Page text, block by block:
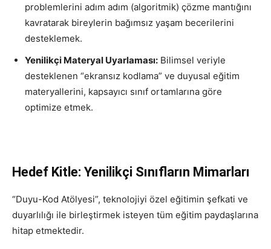
problemlerini adım adım (algoritmik) çözme mantığını
kavratarak bireylerin bağımsız yaşam becerilerini
desteklemek.
Yenilikçi Materyal Uyarlaması: Bilimsel veriyle
desteklenen “ekransız kodlama” ve duyusal eğitim
materyallerini, kapsayıcı sınıf ortamlarına göre
optimize etmek.
Hedef Kitle: Yenilikçi Sınıfların Mimarları
“Duyu-Kod Atölyesi”, teknolojiyi özel eğitimin şefkati ve
duyarlılığı ile birleştirmek isteyen tüm eğitim paydaşlarına
hitap etmektedir.